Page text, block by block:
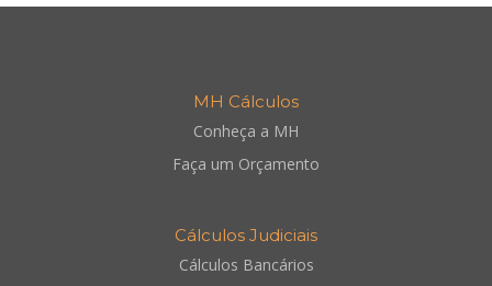
MH Cálculos
Conheça a MH
Faça um Orçamento
Cálculos Judiciais
Cálculos Bancários